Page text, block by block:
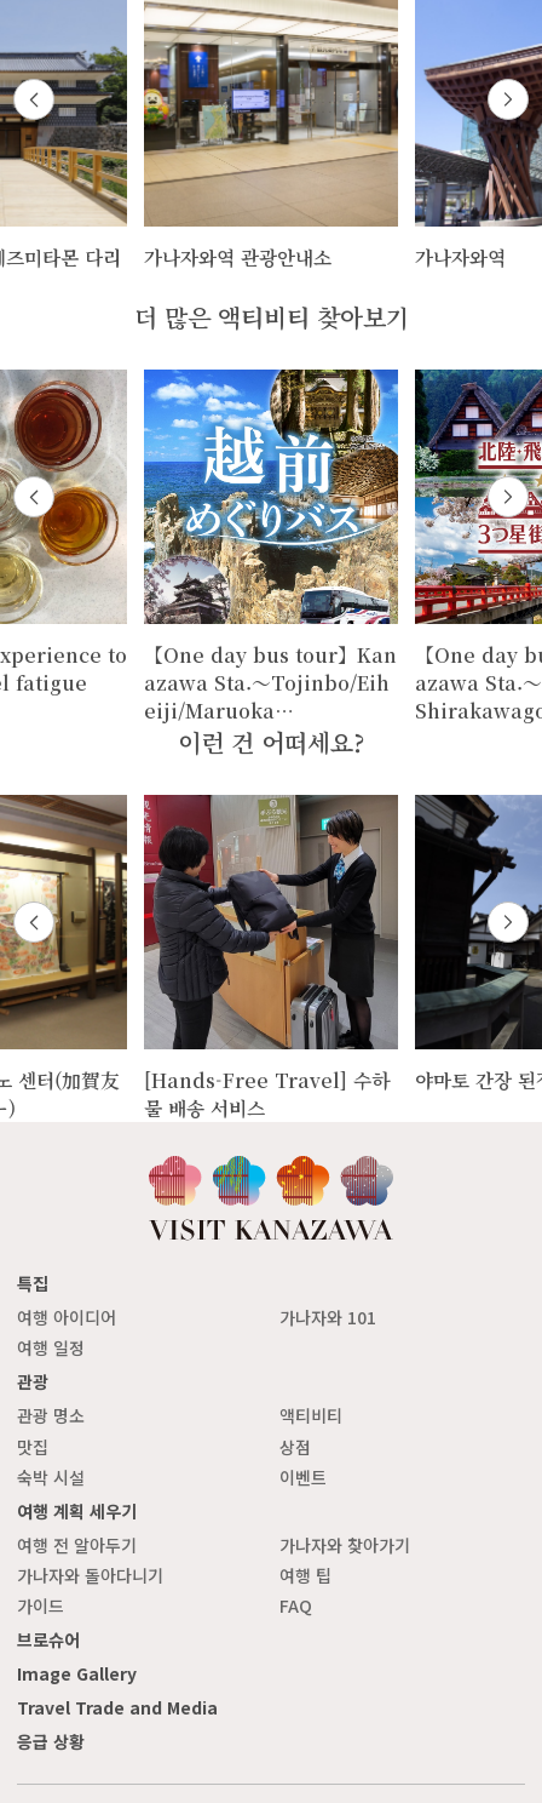
미타몬 다리 가나자와역 관광안내소 가나자와역
더 많은 액티비티 찾아보기
to
fatigue
【One day bus tour】Kan
azawa Sta.～Tojinbo/Eih
eiji/Maruoka…
【One day
azawa Sta.
이런 건 어떠세요?
센터(加賀友
)
[Hands-Free Travel] 수하
물 배송 서비스
야마토 간장 된
특집
여행 아이디어
가나자와 101
여행 일정
관광
관광 명소
액티비티
맛집
상점
숙박 시설
이벤트
여행 계획 세우기
여행 전 알아두기
가나자와 찾아가기
가나자와 돌아다니기
여행 팁
가이드
FAQ
브로슈어
Image Gallery
Travel Trade and Media
응급 상황